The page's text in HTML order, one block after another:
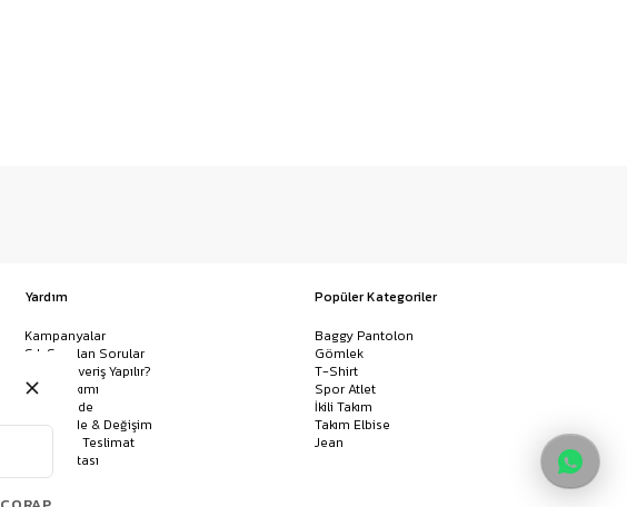
Yardım
Kampanyalar
Sık Sorulan Sorular
Nasıl Alışveriş Yapılır?
Giysi Bakımı
İptal & İade
Kolay İade & Değişim
Kargo ve Teslimat
Site Haritası
Popüler Kategoriler
Baggy Pantolon
Gömlek
T-Shirt
Spor Atlet
İkili Takım
Takım Elbise
Jean